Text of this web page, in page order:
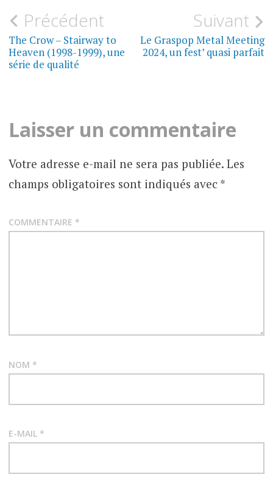
LES
LIVRES
BLOOD
FEATURED
Navigation
de
l’article
Précédent
The Crow – Stairway to
Heaven (1998-1999), une
série de qualité
Suivant
Le Graspop Metal Meeting
2024, un fest’ quasi parfait
Laisser un commentaire
Votre adresse e-mail ne sera pas publiée. Les
champs obligatoires sont indiqués avec *
COMMENTAIRE *
NOM *
E-MAIL *